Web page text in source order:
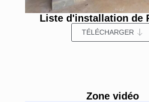
Liste d'installation de
TÉLÉCHARGER
Zone vidéo